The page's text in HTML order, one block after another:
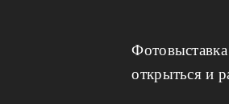
открыться и